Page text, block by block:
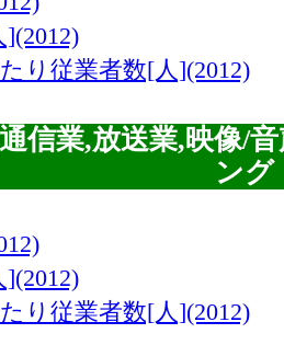
り従業者数[人](2012)
信業,放送業,映像/
ング
り従業者数[人](2012)